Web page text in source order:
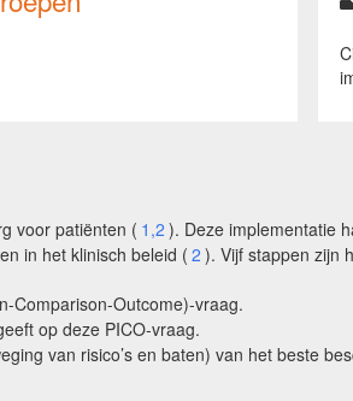
voor patiënten ( 1,2 ). Deze implementatie
in het klinisch beleid ( 2 ). Vijf stappen zijn
Comparison-Outcome)-vraag.
op deze PICO-vraag.
van risico’s en baten) van het beste